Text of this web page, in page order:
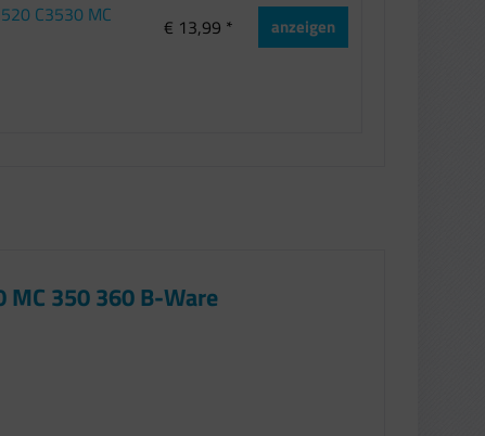
C3530 MC
€ 13,99 * anzeigen
MC 350 360 B-Ware